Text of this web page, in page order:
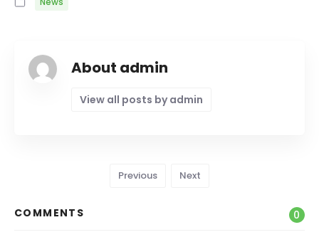
About admin
View all posts by admin
Previous Next
COMMENTS 0